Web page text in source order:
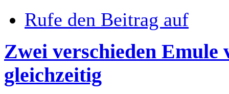
Rufe den Beitrag auf
Zwei verschieden Emule
gleichzeitig